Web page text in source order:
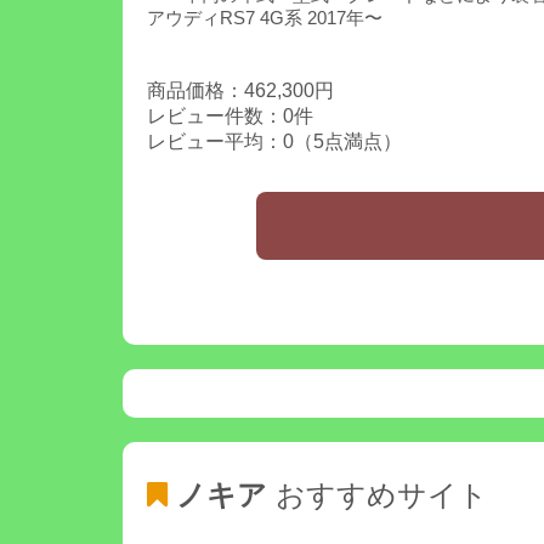
アウディRS7 4G系 2017年〜
商品価格：462,300円
レビュー件数：0件
レビュー平均：0（5点満点）
ノキア おすすめサイト